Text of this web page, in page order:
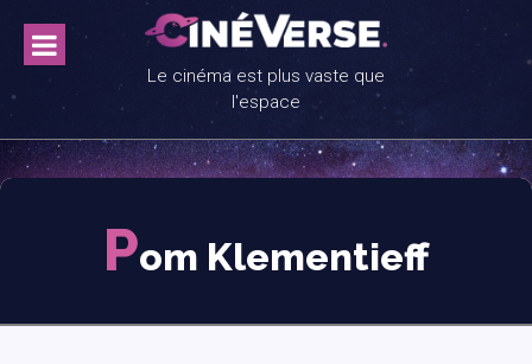
content
Le cinéma est plus vaste que
l'espace
Pom Klementieff